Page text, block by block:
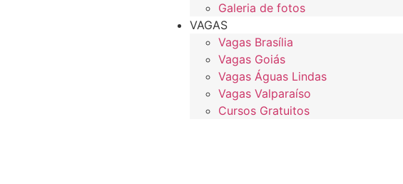
Galeria de fotos
VAGAS
Vagas Brasília
Vagas Goiás
Vagas Águas Lindas
Vagas Valparaíso
Cursos Gratuitos